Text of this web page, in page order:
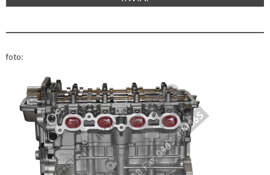
foto: